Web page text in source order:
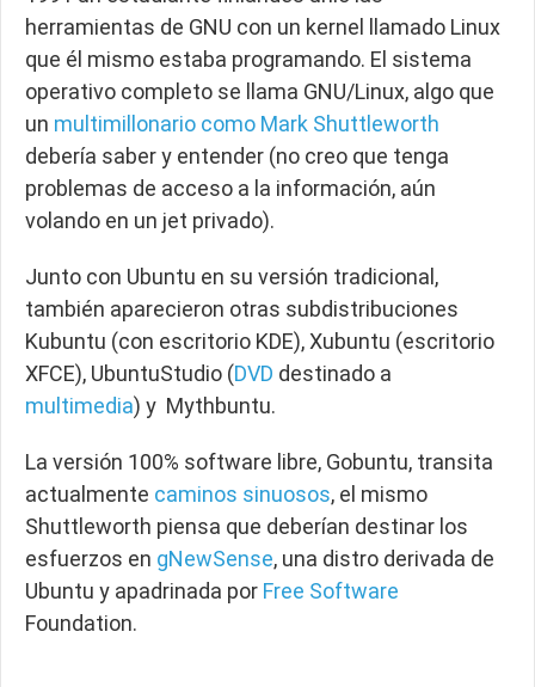
herramientas de GNU con un kernel llamado Linux
que él mismo estaba programando. El sistema
operativo completo se llama GNU/Linux, algo que
un multimillonario como Mark Shuttleworth
debería saber y entender (no creo que tenga
problemas de acceso a la información, aún
volando en un jet privado).
Junto con Ubuntu en su versión tradicional,
también aparecieron otras subdistribuciones
Kubuntu (con escritorio KDE), Xubuntu (escritorio
XFCE), UbuntuStudio (DVD destinado a
multimedia) y Mythbuntu.
La versión 100% software libre, Gobuntu, transita
actualmente caminos sinuosos, el mismo
Shuttleworth piensa que deberían destinar los
esfuerzos en gNewSense, una distro derivada de
Ubuntu y apadrinada por Free Software
Foundation.